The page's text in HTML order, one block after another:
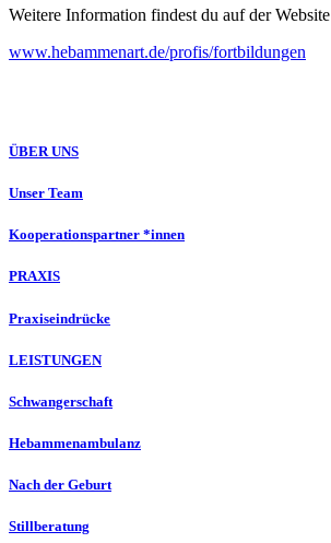
Weitere Information findest du auf der Website
www.hebammenart.de/profis/fortbildungen
ÜBER UNS
Unser Team
Kooperationspartner *innen
PRAXIS
Praxiseindrücke
LEISTUNGEN
Schwangerschaft
Hebammenambulanz
Nach der Geburt
Stillberatung